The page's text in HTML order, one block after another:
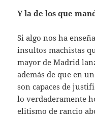
Y la de los que
Si algo nos ha
insultos machistas
mayor de Madrid
además de que en
son capaces de
lo verdaderamente
elitismo de rancio